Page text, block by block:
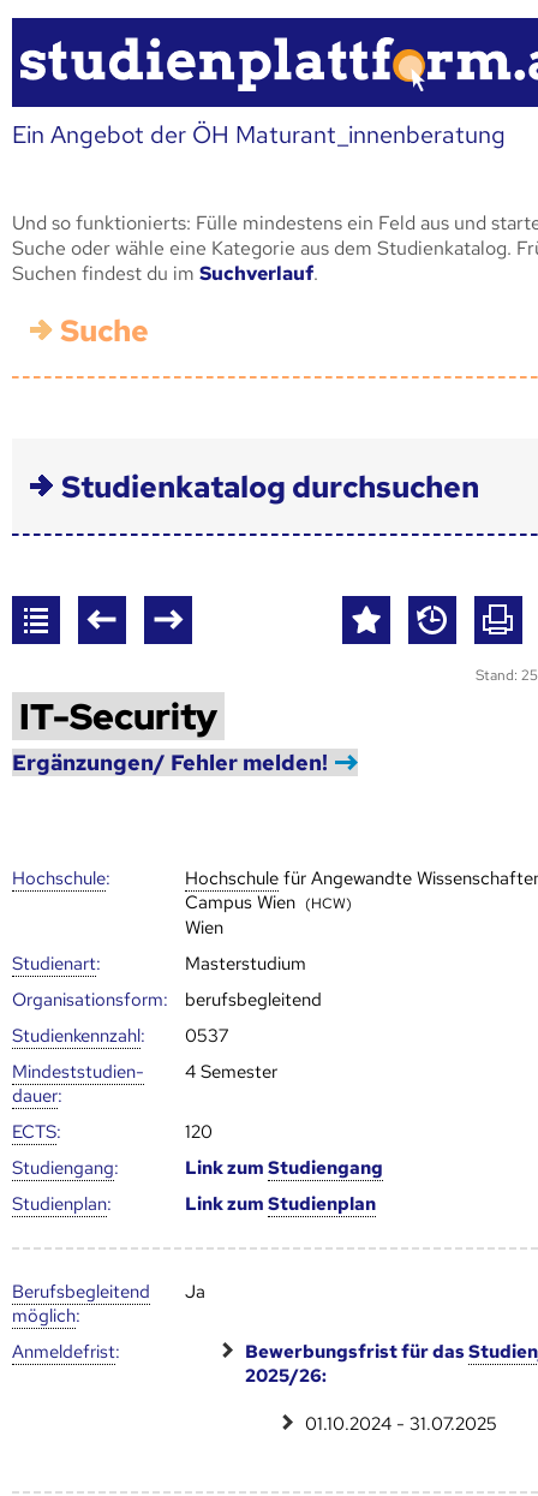
Ein Angebot der ÖH Maturant_innenberatung
Und so funktionierts: Fülle mindestens ein Feld aus und
Suche oder wähle eine Kategorie aus dem Studienkatalog.
Suchen findest du im Suchverlauf.
Suche
Studienkatalog durchsuchen
Stand:
IT-Security
Ergänzungen/ Fehler melden!
Hoch­schule: Hoch­schule für Angewandte
Campus Wien (HCW)
Wien
Studienart:
Masterstudium
Organisationsform:
berufsbegleitend
Studien­kenn­zahl:
0537
Mindest­studien­
dauer:
4 Semester
ECTS:
120
Studien­gang: Link zumStudien­gang
Studien­plan: Link zumStudien­plan
Berufs­begleitend
möglich:
Ja
Anmelde­frist: Bewerbungsfrist für das
2025/26:
01.10.2024 - 31.07.2025